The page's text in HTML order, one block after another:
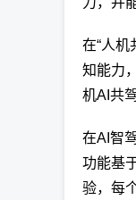
在“人
知能力
机AI共
在AI智
功能基
验，每